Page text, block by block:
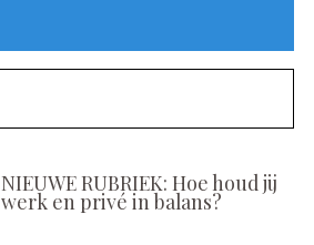
NIEUWE RUBRIEK: Hoe houd jij
werk en privé in balans?